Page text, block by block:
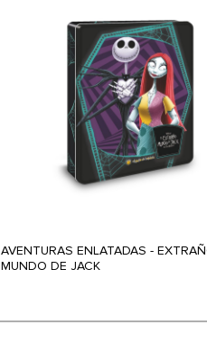
AVENTURAS ENLATADAS -
MUNDO DE JACK